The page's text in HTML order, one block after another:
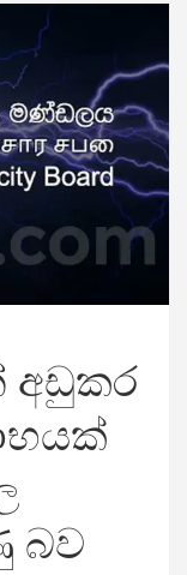
අඩුකර
බව